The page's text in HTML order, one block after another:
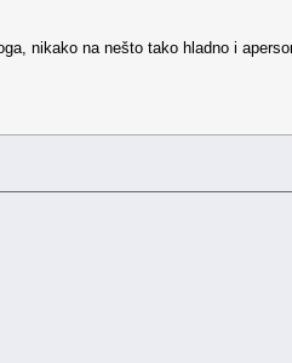
nikako na nešto tako hladno i